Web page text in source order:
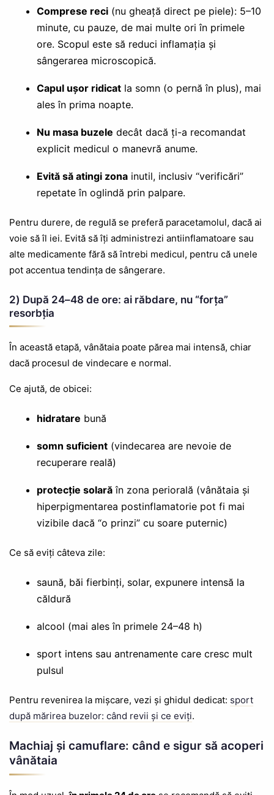
Comprese reci(nu gheață direct pe piele): 5–10
minute, cu pauze, de mai multe ori în primele
ore. Scopul este să reduci inflamația și
sângerarea microscopică.
Capul ușor ridicatla somn (o pernă în plus), mai
ales în prima noapte.
Nu masa buzele decât dacă ți-a recomandat
explicit medicul o manevră anume.
Evită să atingi zonainutil, inclusiv “verificări”
repetate în oglindă prin palpare.
Pentru durere, de regulă se preferă paracetamolul, dacă ai
voie să îl iei. Evită să îți administrezi antiinflamatoare sau
alte medicamente fără să întrebi medicul, pentru că unele
pot accentua tendința de sângerare.
2) După 24–48 de ore: ai răbdare, nu “forța”
resorbția
În această etapă, vânătaia poate părea mai intensă, chiar
dacă procesul de vindecare e normal.
Ce ajută, de obicei:
hidratare bună
somn suficient(vindecarea are nevoie de
recuperare reală)
protecție solarăîn zona periorală (vânătaia și
hiperpigmentarea postinflamatorie pot fi mai
vizibile dacă “o prinzi” cu soare puternic)
Ce să eviți câteva zile:
saună, băi fierbinți, solar, expunere intensă la
căldură
alcool (mai ales în primele 24–48 h)
sport intens sau antrenamente care cresc mult
pulsul
Pentru revenirea la mișcare, vezi și ghidul dedicat: sport
după mărirea buzelor: când revii și ce eviți.
Machiaj și camuflare: când e sigur să acoperi
vânătaia